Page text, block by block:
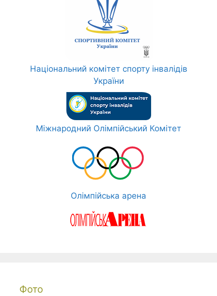
Національний комітет спорту інвалідів
України
Міжнародний Олімпійський Комітет
Олімпійська арена
Фото